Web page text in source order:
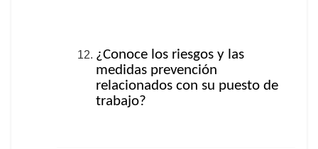
¿Conoce los riesgos y las
medidas prevención
relacionados con su puesto de
trabajo?